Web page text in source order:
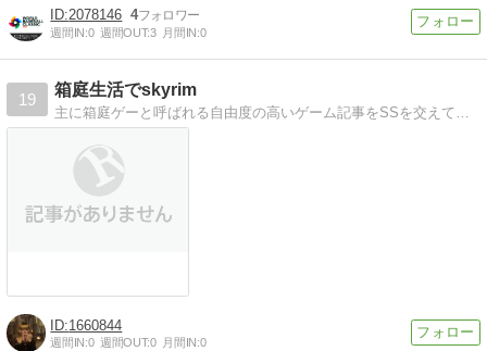
2078146 4
週間IN:0 週間OUT:3 月間IN:0
19
箱庭生活でskyrim
1660844
週間IN:0 週間OUT:0 月間IN:0